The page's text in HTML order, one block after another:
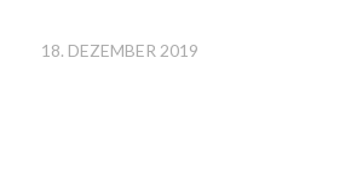
18. DEZEMBER 2019